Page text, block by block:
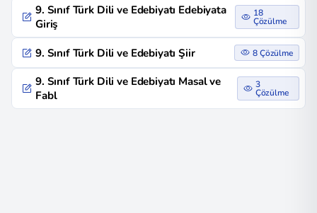
9. Sınıf Türk Dili ve Edebiyatı Edebiyata
Giriş
18
Çözülme
9. Sınıf Türk Dili ve Edebiyatı Şiir 8 Çözülme
9. Sınıf Türk Dili ve Edebiyatı Masal ve
Fabl
3
Çözülme